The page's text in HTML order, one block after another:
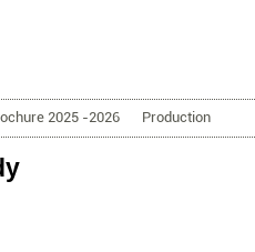
2025 -2026 Production